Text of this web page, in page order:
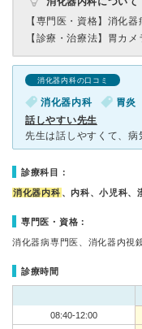
【専門医・資格】 消化器
【診療・治療法】 胃カメ
消化器内科の口コミ
消化器内科 胃炎
話しやすい先生
診療科目：
消化器内科 、内科、小児科、
専門医・資格：
消化器病専門医、消化器内視
診療時間
08:40-12:00